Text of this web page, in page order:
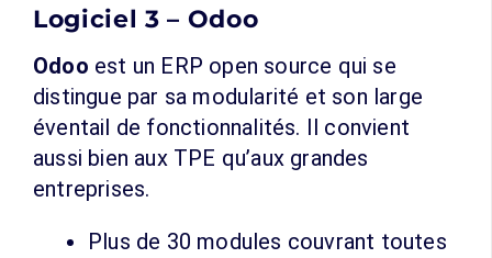
Logiciel 3 – Odoo
Odoo est un ERP open source qui se
distingue par sa modularité et son large
éventail de fonctionnalités. Il convient
aussi bien aux TPE qu’aux grandes
entreprises.
Plus de 30 modules couvrant toutes